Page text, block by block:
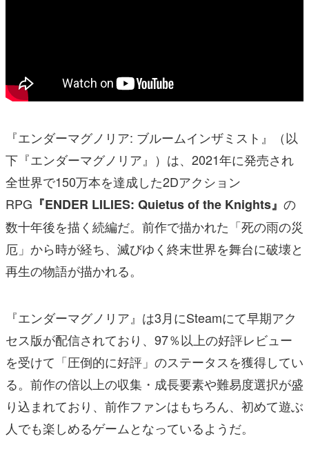
『エンダーマグノリア: ブルームインザミスト』（以
下『エンダーマグノリア』）は、2021年に発売され
全世界で150万本を達成した2Dアクション
RPG 『ENDER LILIES: Quietus of the Knights』 の
数十年後を描く続編だ。前作で描かれた「死の雨の災
厄 」から時が経ち、滅びゆく終末世界を舞台に破壊と
再生の物語が描かれる。
『エンダーマグノリア』は3月にSteamにて早期アク
セス版が配信されており、97％以上の好評レビュー
を受けて「圧倒的に好評」のステータスを獲得してい
る。前作の倍以上の収集・成長要素や難易度選択が盛
り込まれており、前作ファンはもちろん、初めて遊ぶ
人でも楽しめるゲームとなっているようだ。